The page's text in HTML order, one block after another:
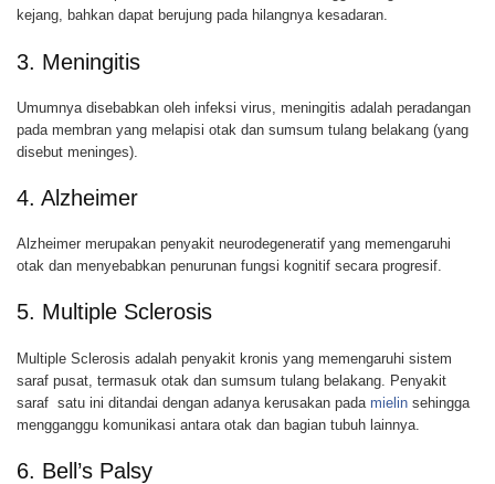
kejang, bahkan dapat berujung pada hilangnya kesadaran.
3. Meningitis
Umumnya disebabkan oleh infeksi virus, meningitis adalah peradangan
pada membran yang melapisi otak dan sumsum tulang belakang (yang
disebut meninges).
4. Alzheimer
Alzheimer merupakan penyakit neurodegeneratif yang memengaruhi
otak dan menyebabkan penurunan fungsi kognitif secara progresif.
5. Multiple Sclerosis
Multiple Sclerosis adalah penyakit kronis yang memengaruhi sistem
saraf pusat, termasuk otak dan sumsum tulang belakang. Penyakit
saraf satu ini ditandai dengan adanya kerusakan pada mielin sehingga
mengganggu komunikasi antara otak dan bagian tubuh lainnya.
6. Bell’s Palsy